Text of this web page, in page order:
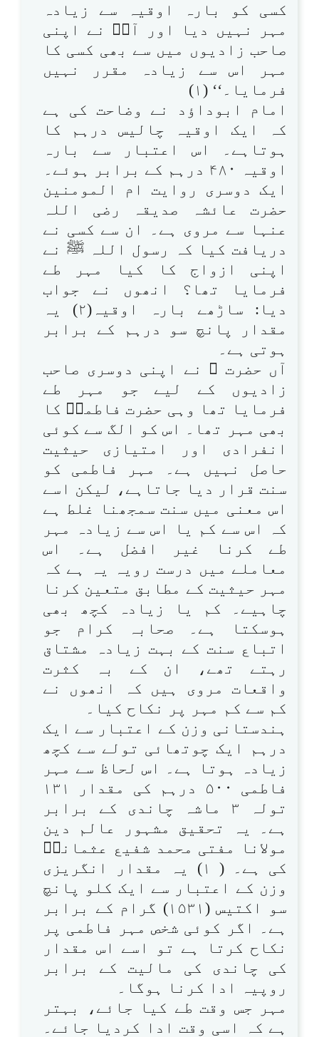
کسی کو بارہ اوقیہ سے زیادہ
مہر نہیں دیا اور آپؐ نے اپنی
صاحب زادیوں میں سے بھی کسی کا
مہر اس سے زیادہ مقرر نہیں
فرمایا۔‘‘ (۱)
امام ابوداؤد نے وضاحت کی ہے
کہ ایک اوقیہ چالیس درہم کا
ہوتاہے۔ اس اعتبار سے بارہ
اوقیہ ۴۸۰ درہم کے برابر ہوئے۔
ایک دوسری روایت ام المومنین
حضرت عائشہ صدیقہ رضی اللہ
عنہا سے مروی ہے۔ ان سے کسی نے
دریافت کیا کہ رسول اللہ ﷺ نے
اپنی ازواج کا کیا مہر طے
فرمایا تھا؟ انھوں نے جواب
دیا: ساڑھے بارہ اوقیہ(۲) یہ
مقدار پانچ سو درہم کے برابر
ہوتی ہے۔
آں حضرت ﷺ نے اپنی دوسری صاحب
زادیوں کے لیے جو مہر طے
فرمایا تھا وہی حضرت فاطمہؓ کا
بھی مہر تھا۔ اس کو الگ سے کوئی
انفرادی اور امتیازی حیثیت
حاصل نہیں ہے۔ مہر فاطمی کو
سنت قرار دیا جاتاہے، لیکن اسے
اس معنی میں سنت سمجھنا غلط ہے
کہ اس سے کم یا اس سے زیادہ مہر
طے کرنا غیر افضل ہے۔ اس
معاملے میں درست رویہ یہ ہے کہ
مہر حیثیت کے مطابق متعین کرنا
چاہیے۔ کم یا زیادہ کچھ بھی
ہوسکتا ہے۔ صحابہ کرام جو
اتباع سنت کے بہت زیادہ مشتاق
رہتے تھے، ان کے بہ کثرت
واقعات مروی ہیں کہ انھوں نے
کم سے کم مہر پر نکاح کیا۔
ہندستانی وزن کے اعتبار سے ایک
درہم ایک چوتھائی تولے سے کچھ
زیادہ ہوتا ہے۔ اس لحاظ سے مہر
فاطمی ۵۰۰ درہم کی مقدار ۱۳۱
تولہ ۳ ماشہ چاندی کے برابر
ہے۔ یہ تحقیق مشہور عالم دین
مولانا مفتی محمد شفیع عثمانیؒ
کی ہے۔ ( ۱) یہ مقدار انگریزی
وزن کے اعتبار سے ایک کلو پانچ
سو اکتیس (۱۵۳۱) گرام کے برابر
ہے۔ اگر کوئی شخص مہر فاطمی پر
نکاح کرتا ہے تو اسے اس مقدار
کی چاندی کی مالیت کے برابر
روپیہ ادا کرنا ہوگا۔
مہر جس وقت طے کیا جائے، بہتر
ہے کہ اسی وقت ادا کردیا جائے۔